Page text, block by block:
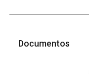
Documentos